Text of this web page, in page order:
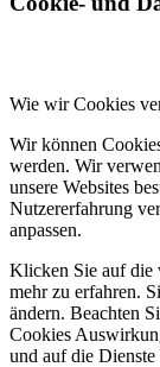
Wie wir Cookies
Wir können
werden. Wir
unsere Websites
Nutzererfahrung
anpassen.
Klicken Sie auf die
mehr zu erfahren.
ändern. Beachten
Cookies
und auf die